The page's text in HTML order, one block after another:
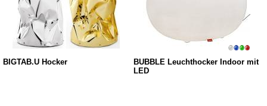
BIGTAB.U Hocker
BUBBLE Leuchthocker Indoor mit
LED